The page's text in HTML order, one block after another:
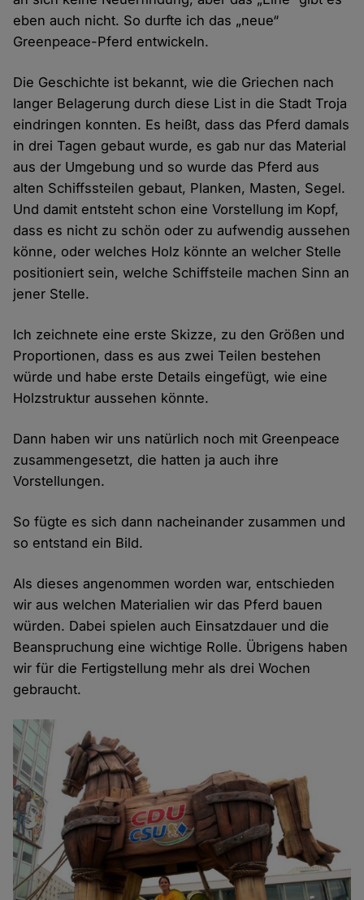
eben auch nicht. So durfte ich das „neue“
Greenpeace-Pferd entwickeln.
Die Geschichte ist bekannt, wie die Griechen nach
langer Belagerung durch diese List in die Stadt Troja
eindringen konnten. Es heißt, dass das Pferd damals
in drei Tagen gebaut wurde, es gab nur das Material
aus der Umgebung und so wurde das Pferd aus
alten Schiffssteilen gebaut, Planken, Masten, Segel.
Und damit entsteht schon eine Vorstellung im Kopf,
dass es nicht zu schön oder zu aufwendig aussehen
könne, oder welches Holz könnte an welcher Stelle
positioniert sein, welche Schiffsteile machen Sinn an
jener Stelle.
Ich zeichnete eine erste Skizze, zu den Größen und
Proportionen, dass es aus zwei Teilen bestehen
würde und habe erste Details eingefügt, wie eine
Holzstruktur aussehen könnte.
Dann haben wir uns natürlich noch mit Greenpeace
zusammengesetzt, die hatten ja auch ihre
Vorstellungen.
So fügte es sich dann nacheinander zusammen und
so entstand ein Bild.
Als dieses angenommen worden war, entschieden
wir aus welchen Materialien wir das Pferd bauen
würden. Dabei spielen auch Einsatzdauer und die
Beanspruchung eine wichtige Rolle. Übrigens haben
wir für die Fertigstellung mehr als drei Wochen
gebraucht.